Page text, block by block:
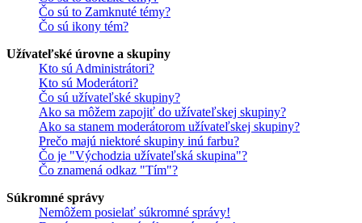
Čo sú to Zamknuté témy?
Čo sú ikony tém?
Užívateľské úrovne a skupiny
Kto sú Administrátori?
Kto sú Moderátori?
Čo sú užívateľské skupiny?
Ako sa môžem zapojiť do užívateľskej skupiny?
Ako sa stanem moderátorom užívateľskej skupiny?
Prečo majú niektoré skupiny inú farbu?
Čo je "Východzia užívateľská skupina"?
Čo znamená odkaz "Tím"?
Súkromné správy
Nemôžem posielať súkromné správy!